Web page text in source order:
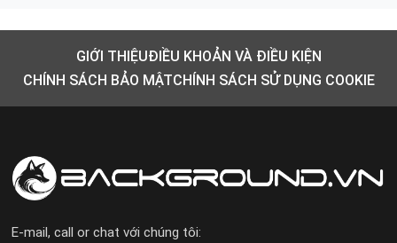
GIỚI THIỆUĐIỀU KHOẢN VÀ ĐIỀU KIỆN
CHÍNH SÁCH BẢO MẬTCHÍNH SÁCH SỬ DỤNG COOKIE
E-mail, call or chat với chúng tôi: